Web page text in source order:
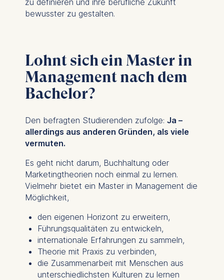
zu definieren und ihre berufliche Zukunft
bewusster zu gestalten.
Lohnt sich ein Master in
Management nach dem
Bachelor?
Den befragten Studierenden zufolge: Ja –
allerdings aus anderen Gründen, als viele
vermuten.
Es geht nicht darum, Buchhaltung oder
Marketingtheorien noch einmal zu lernen.
Vielmehr bietet ein Master in Management die
Möglichkeit,
den eigenen Horizont zu erweitern,
Führungsqualitäten zu entwickeln,
internationale Erfahrungen zu sammeln,
Theorie mit Praxis zu verbinden,
die Zusammenarbeit mit Menschen aus
unterschiedlichsten Kulturen zu lernen
on the cookie and is a
maximum of 24 months.
Interest (Art. 6(1)(f)) GDPR
and your consent pursuant
to Article 6(1)(a) GDPR.
You may withdraw your
without providing a reason.
This can be done via the
For more information,
please see ourPrivacy
PolicyandLegal Notice.
Cookies that are required
for basic website
functionality.
Cookies contained in
this category are: